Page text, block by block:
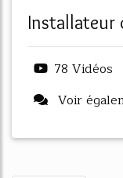
installateur
78 Vidéos
Voir